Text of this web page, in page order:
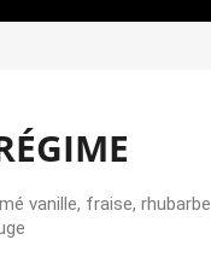
vanille, fraise, rhubarbe